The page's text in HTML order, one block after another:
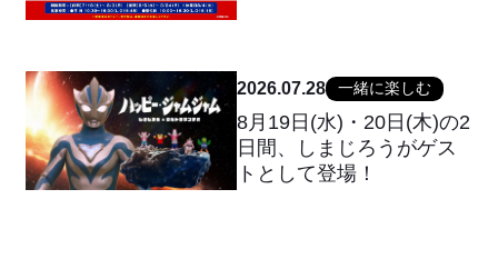
2026.07.28 一緒に楽しむ
8月19日(水)・20日(木)の2
日間、しまじろうがゲス
トとして登場！